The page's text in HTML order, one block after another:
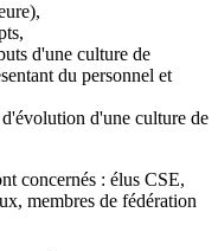
d'une culture de
du personnel et
d'évolution d'une culture de
concernés : élus CSE,
membres de fédération